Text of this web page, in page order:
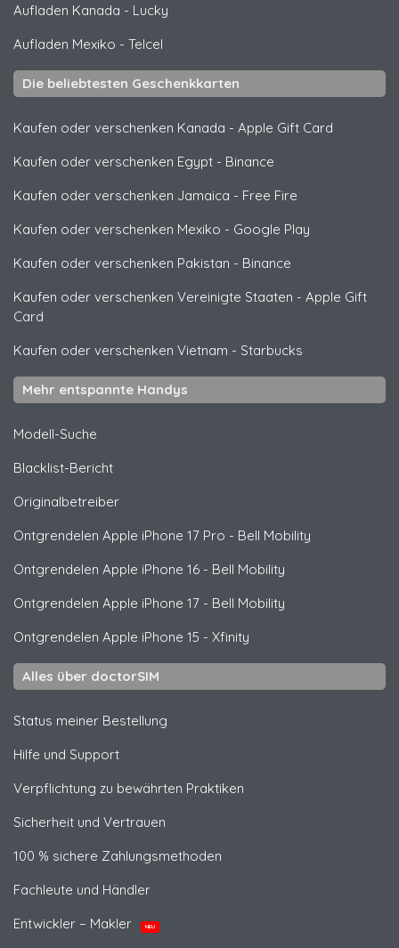
Aufladen Kanada - Lucky
Aufladen Mexiko - Telcel
Die beliebtesten Geschenkkarten
Kaufen oder verschenken Kanada - Apple Gift Card
Kaufen oder verschenken Egypt - Binance
Kaufen oder verschenken Jamaica - Free Fire
Kaufen oder verschenken Mexiko - Google Play
Kaufen oder verschenken Pakistan - Binance
Kaufen oder verschenken Vereinigte Staaten - Apple Gift
Card
Kaufen oder verschenken Vietnam - Starbucks
Mehr entspannte Handys
Modell-Suche
Blacklist-Bericht
Originalbetreiber
Ontgrendelen Apple iPhone 17 Pro - Bell Mobility
Ontgrendelen Apple iPhone 16 - Bell Mobility
Ontgrendelen Apple iPhone 17 - Bell Mobility
Ontgrendelen Apple iPhone 15 - Xfinity
Alles über doctorSIM
Status meiner Bestellung
Hilfe und Support
Verpflichtung zu bewährten Praktiken
Sicherheit und Vertrauen
100 % sichere Zahlungsmethoden
Fachleute und Händler
Entwickler – Makler
NEU